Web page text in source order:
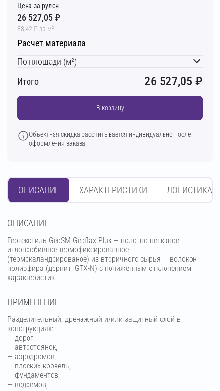
Цена за рулон
26 527,05 ₽
88,42 ₽ за м²
Расчет материала
По площади (м²)
Итого
26 527,05 ₽
В корзину
Объектная скидка рассчитывается индивидуально после
оформления заказа.
ОПИСАНИЕ ХАРАКТЕРИСТИКИ ЛОГИСТИКА
OПИСАНИЕ
Геотекстиль GeoSM Geoflax Plus — полотно нетканое
иглопробивное термофиксированное
(термокаландрированое) из вторичного сырья — волокон
полиэфира (дорнит, GTX-N) с пониженным отклонением
характеристик.
ПРИМЕНЕНИЕ
Разделительный, дренажный и/или защитный слой в
конструкциях:
— дорог,
— автостоянок,
— аэродромов,
— плоских кровель,
— фундаментов,
— водоемов,